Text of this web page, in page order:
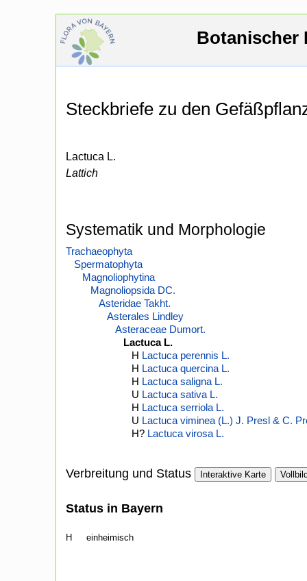
Botanischer
Steckbriefe zu den
Lactuca L.
Lattich
Systematik und Morphologie
Trachaeophyta
Spermatophyta
Magnoliophytina
Magnoliopsida DC.
Asteridae Takht.
Asterales Lindley
Asteraceae Dumort.
Lactuca L.
H Lactuca perennis L.
H Lactuca quercina L.
H Lactuca saligna L.
U Lactuca sativa L.
H Lactuca serriola L.
U Lactuca viminea (L.) J. Presl & C.
H? Lactuca virosa L.
Verbreitung und Status Interaktive Karte
Status in Bayern
H einheimisch